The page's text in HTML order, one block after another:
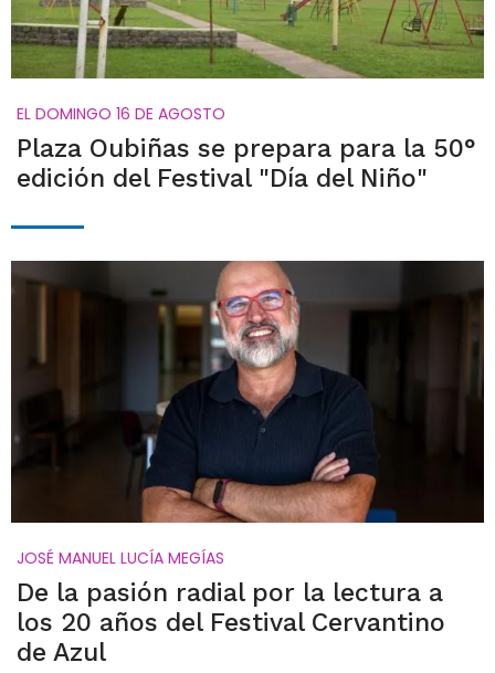
EL DOMINGO 16 DE AGOSTO
Plaza Oubiñas se prepara para la 50°
edición del Festival "Día del Niño"
JOSÉ MANUEL LUCÍA MEGÍAS
De la pasión radial por la lectura a
los 20 años del Festival Cervantino
de Azul